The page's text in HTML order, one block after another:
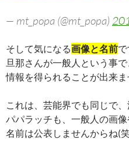
— mt_popa (@mt_popa)
そして気になる画像と名前で
旦那さんが一般人という事で
情報を得られることが出来ま
これは、芸能界でも同じで、
パパラッチも、一般人の画
名前は公表しませんからね(